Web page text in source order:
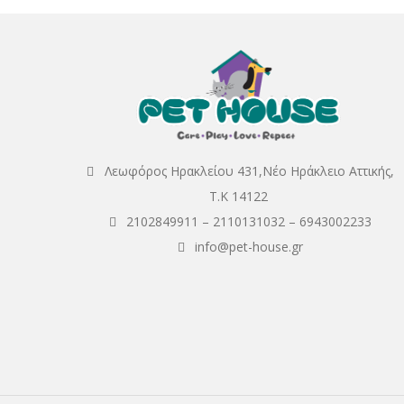
Λεωφόρος Ηρακλείου 431,Νέο Ηράκλειο Αττικής,
Τ.Κ 14122
2102849911 – 2110131032 – 6943002233
info@pet-house.gr